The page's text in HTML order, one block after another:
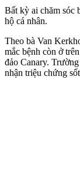
Bất kỳ ai chăm sóc
hộ cá nhân.
Theo bà Van
mắc bệnh còn ở
đảo Canary.
nhận triệu chứng